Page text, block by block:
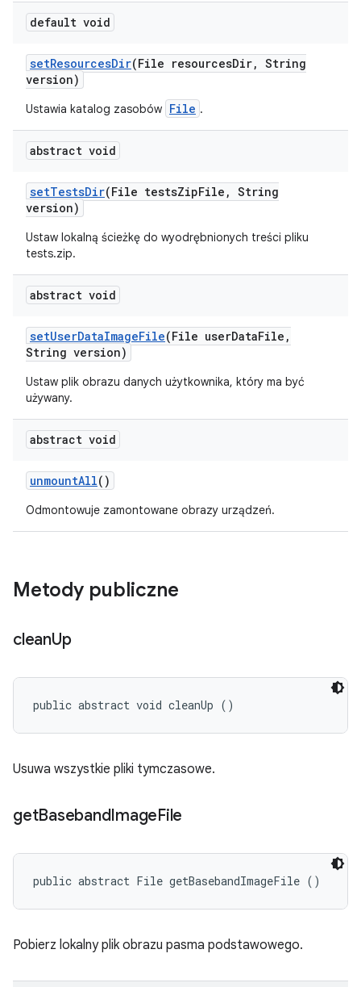
default void
setResourcesDir(File resourcesDir, String
version)
Ustawia katalog zasobów File .
abstract void
setTestsDir(File testsZipFile , String
version)
Ustaw lokalną ścieżkę do wyodrębnionych treści pliku
tests.zip.
abstract void
setUserDataImageFile(File userDataFile ,
String version)
Ustaw plik obrazu danych użytkownika, który ma być
używany.
abstract void
unmountAll()
Odmontowuje zamontowane obrazy urządzeń.
Metody publiczne
cleanUp
public abstract void cleanUp ()
Usuwa wszystkie pliki tymczasowe.
getBasebandImageFile
public abstract File getBasebandImageFile ()
Pobierz lokalny plik obrazu pasma podstawowego.